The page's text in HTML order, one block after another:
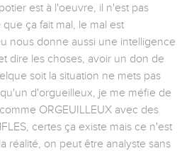
est à l'oeuvre, il n'est pas
ça fait mal, le mal est
nous donne aussi une intelligence
dire les choses, avoir un don de
soit la situation ne mets pas
d'orgueilleux, je me méfie de
ORGEUILLEUX avec des
certes ça existe mais ce n'est
réalité, on peut être analyste sans